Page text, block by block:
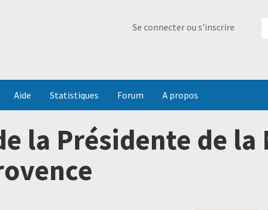
Se connecter ou s'inscrire
Aide Statistiques Forum A propos
la Présidente de